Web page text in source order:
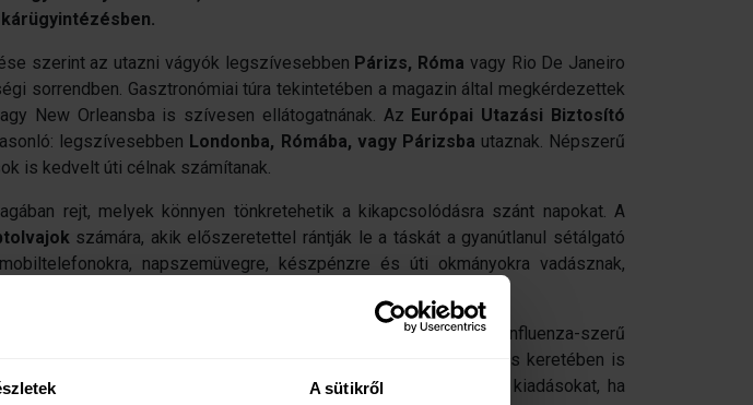
A sütikről
szerint az utazni vágyók legszívesebben Párizs, Róma vagy Rio De Janeiro
sorrendben. Gasztronómiai túra tekintetében a magazin által megkérdezettek
New Orleansba is szívesen ellátogatnának. Az Európai Utazási Biztosító
legszívesebben Londonba, Rómába, vagy Párizsba utaznak. Népszerű
is kedvelt úti célnak számítanak.
rejt, melyek könnyen tönkretehetik a kikapcsolódásra szánt napokat. A
számára, akik előszeretettel rántják le a táskát a gyanútlanul sétálgató
napszemüvegre, készpénzre és úti okmányokra vadásznak,
ügyfeleinek körében a legjellemzőbb a változékony idő miatti influenza-szerű
is igen gyakoriak. Ezek a jellemzően ambuláns kezelés keretében is
jelentősen, akár napi 180.000 forintra is növelheti a kiadásokat, ha